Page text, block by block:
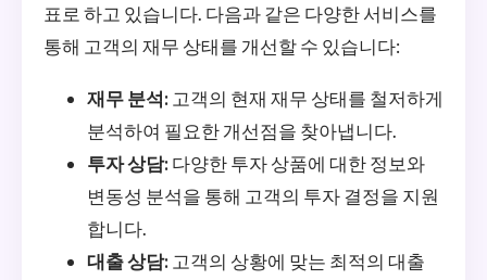
표로 하고 있습니다. 다음과 같은 다양한 서비스를
통해 고객의 재무 상태를 개선할 수 있습니다:
재무 분석: 고객의 현재 재무 상태를 철저하게
분석하여 필요한 개선점을 찾아냅니다.
투자 상담: 다양한 투자 상품에 대한 정보와
변동성 분석을 통해 고객의 투자 결정을 지원
합니다.
대출 상담: 고객의 상황에 맞는 최적의 대출